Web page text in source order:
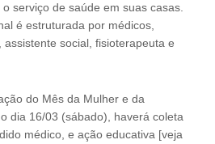
serviço de saúde em suas casas.
é estruturada por médicos,
social, fisioterapeuta e
do Mês da Mulher e da
dia 16/03 (sábado), haverá coleta
médico, e ação educativa [veja